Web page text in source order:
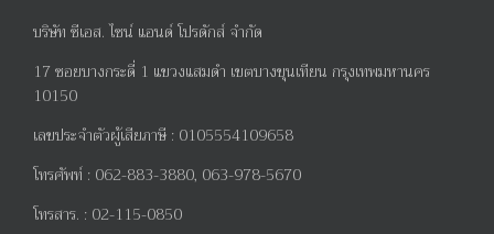
บริษัท ซีเอส. ไซน์ แอนด์ โปรดักส์ จำกัด
17ซอยบางกระดี่ 1 แขวงแสมดำ เขตบางขุนเทียน กรุงเทพมหานคร
10150
เลขประจำตัวผู้เสียภาษี : 0105554109658
โทรศัพท์ : 062-883-3880, 063-978-5670
โทรสาร. : 02-115-0850